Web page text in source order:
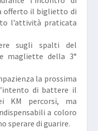
offerto il biglietto di
l’attività praticata
sugli spalti del
magliette della 3°
la prossima
di battere il
KM percorsi, ma
a coloro
sperare di guarire.